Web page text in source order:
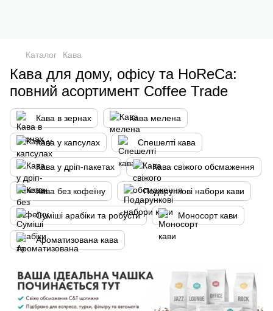
Каталог Кава
Кава для дому, офісу та HoReCa:
повний асортимент Coffee Trade
Кава в зернах Кава мелена
Кава у капсулах Спешелті кава
Кава у дріп-пакетах Кава свіжого обсмаження
Кава без кофеїну Подарункові набори кави
Суміші арабіки та робусти Моносорт кави
Ароматизована кава